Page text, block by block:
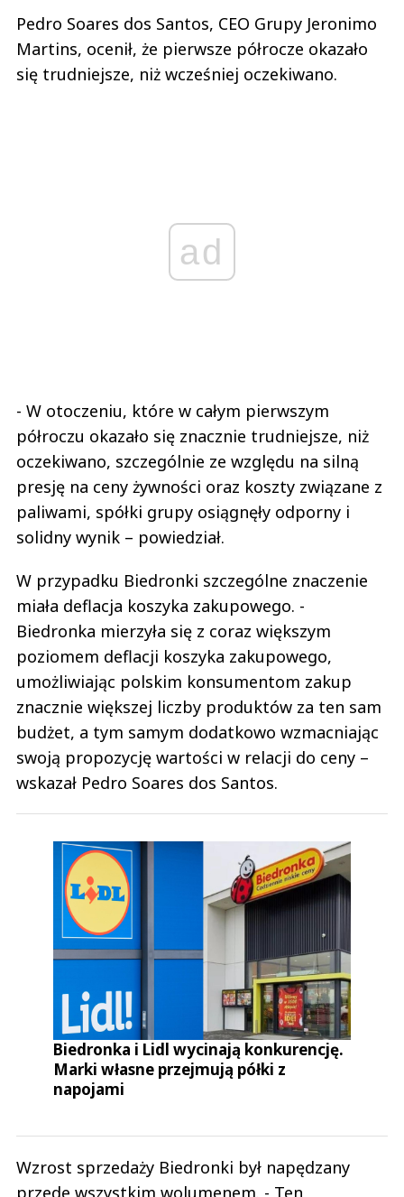
Pedro Soares dos Santos, CEO Grupy Jeronimo
Martins, ocenił, że pierwsze półrocze okazało
się trudniejsze, niż wcześniej oczekiwano.
ad
- W otoczeniu, które w całym pierwszym
półroczu okazało się znacznie trudniejsze, niż
oczekiwano, szczególnie ze względu na silną
presję na ceny żywności oraz koszty związane z
paliwami, spółki grupy osiągnęły odporny i
solidny wynik – powiedział.
W przypadku Biedronki szczególne znaczenie
miała deflacja koszyka zakupowego. -
Biedronka mierzyła się z coraz większym
poziomem deflacji koszyka zakupowego,
umożliwiając polskim konsumentom zakup
znacznie większej liczby produktów za ten sam
budżet, a tym samym dodatkowo wzmacniając
swoją propozycję wartości w relacji do ceny –
wskazał Pedro Soares dos Santos.
Biedronka i Lidl wycinają konkurencję.
Marki własne przejmują półki z
napojami
Wzrost sprzedaży Biedronki był napędzany
przede wszystkim wolumenem. - Ten